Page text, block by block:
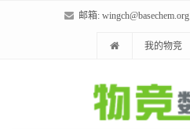
邮箱: wingch@basechem.org
我的物竞